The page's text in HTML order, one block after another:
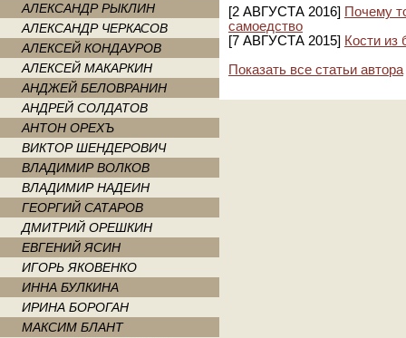
АЛЕКСАНДР РЫКЛИН
АЛЕКСАНДР ЧЕРКАСОВ
АЛЕКСЕЙ КОНДАУРОВ
АЛЕКСЕЙ МАКАРКИН
АНДЖЕЙ БЕЛОВРАНИН
АНДРЕЙ СОЛДАТОВ
АНТОН ОРЕХЪ
ВИКТОР ШЕНДЕРОВИЧ
ВЛАДИМИР ВОЛКОВ
ВЛАДИМИР НАДЕИН
ГЕОРГИЙ САТАРОВ
ДМИТРИЙ ОРЕШКИН
ЕВГЕНИЙ ЯСИН
ИГОРЬ ЯКОВЕНКО
ИННА БУЛКИНА
ИРИНА БОРОГАН
МАКСИМ БЛАНТ
[2 АВГУСТА 2016] Почему
самоедство
[7 АВГУСТА 2015] Кости из
Показать все статьи автора